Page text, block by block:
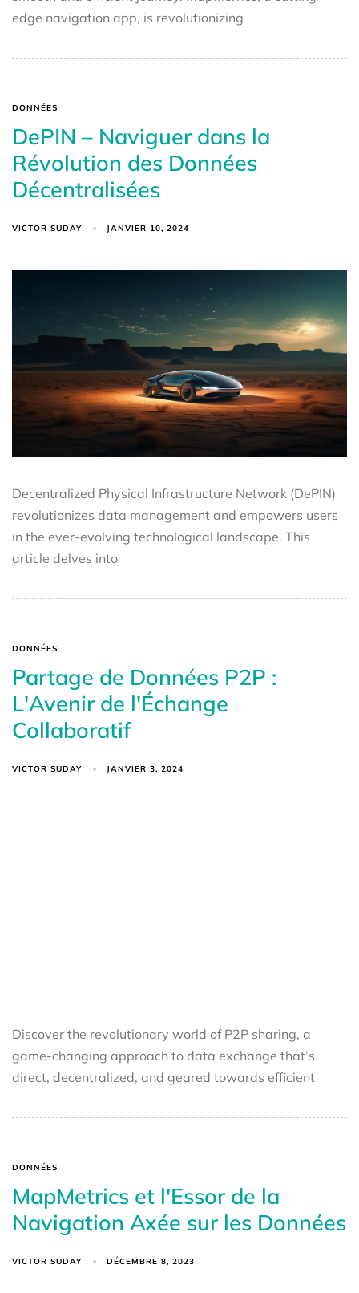
edge navigation app, is revolutionizing
DONNÉES
DePIN – Naviguer dans la
Révolution des Données
Décentralisées
VICTOR SUDAY JANVIER 10, 2024
Decentralized Physical Infrastructure Network (DePIN)
revolutionizes data management and empowers users
in the ever-evolving technological landscape. This
article delves into
DONNÉES
Partage de Données P2P :
L'Avenir de l'Échange
Collaboratif
VICTOR SUDAY JANVIER 3, 2024
Discover the revolutionary world of P2P sharing, a
game-changing approach to data exchange that’s
direct, decentralized, and geared towards efficient
DONNÉES
MapMetrics et l'Essor de la
Navigation Axée sur les Données
VICTOR SUDAY DÉCEMBRE 8, 2023